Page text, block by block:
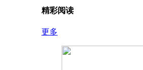
精彩阅读
更多